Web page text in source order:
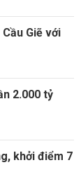
Giẽ với
2.000 tỷ
khởi điểm 7